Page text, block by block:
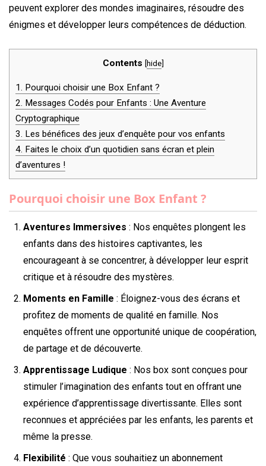
ro
k
+e
s
peuvent explorer des mondes imaginaires, résoudre des
énigmes et développer leurs compétences de déduction.
Contents [hide]
1. Pourquoi choisir une Box Enfant ?
2. Messages Codés pour Enfants : Une Aventure
Cryptographique
3. Les bénéfices des jeux d’enquête pour vos enfants
4. Faites le choix d’un quotidien sans écran et plein
d’aventures !
Pourquoi choisir une Box Enfant ?
Aventures Immersives : Nos enquêtes plongent les
enfants dans des histoires captivantes, les
encourageant à se concentrer, à développer leur esprit
critique et à résoudre des mystères.
Moments en Famille : Éloignez-vous des écrans et
profitez de moments de qualité en famille. Nos
enquêtes offrent une opportunité unique de coopération,
de partage et de découverte.
Apprentissage Ludique : Nos box sont conçues pour
stimuler l’imagination des enfants tout en offrant une
expérience d’apprentissage divertissante. Elles sont
reconnues et appréciées par les enfants, les parents et
même la presse.
Flexibilité : Que vous souhaitiez un abonnement